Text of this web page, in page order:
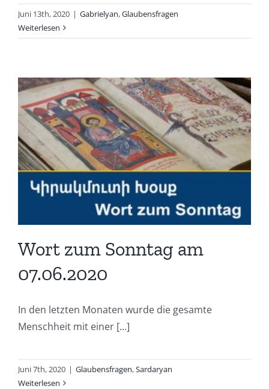
Juni 13th, 2020 | Gabrielyan,Glaubensfragen
Weiterlesen
Wort zum Sonntag am
07.06.2020
In den letzten Monaten wurde die gesamte
Menschheit mit einer [...]
Juni 7th, 2020 | Glaubensfragen,Sardaryan
Weiterlesen